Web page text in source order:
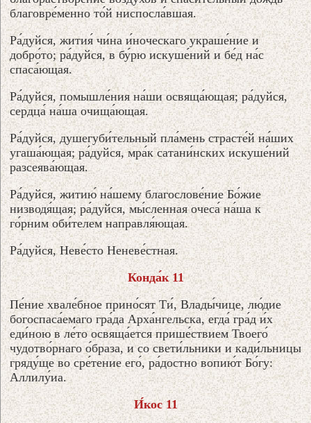
благовре́менно то́й ниспосла́вшая.
Ра́дуйся, жития́ чи́на и́ноческаго украше́ние и
добро́то; ра́дуйся, в бу́рю искуше́ний и бе́д на́с
спаса́ющая.
Ра́дуйся, помышле́ния на́ши освяща́ющая; ра́дуйся,
сердца́ на́ша очища́ющая.
Ра́дуйся, душегуби́тельный пла́мень страсте́й на́ших
угаша́ющая; ра́дуйся, мра́к сатани́нских искуше́ний
разсеява́ющая.
Ра́дуйся, житию́ на́шему благослове́ние Бо́жие
низводя́щая; ра́дуйся, мы́сленная очеса́ на́ша к
го́рним оби́телем направля́ющая.
Ра́дуйся, Неве́сто Неневе́стная.
Конда́к 11
Пе́ние хвале́бное прино́сят Ти́, Влады́чице, лю́дие
богоспаса́емаго гра́да Арха́нгельска, егда́ гра́д и́х
еди́ною в ле́то освяща́ется прише́ствием Твоего́
чудотво́рнаго о́браза, и со свети́льники и кади́льницы
гряду́ще во сре́тение его́, ра́достно вопию́т Бо́гу:
Аллилу́иа.
И́кос 11